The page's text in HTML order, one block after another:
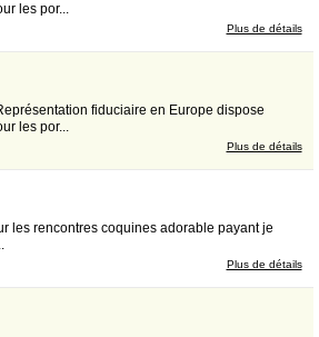
les por...
Plus de détails
fiduciaire en Europe dispose
les por...
Plus de détails
les rencontres coquines adorable payant je
Plus de détails